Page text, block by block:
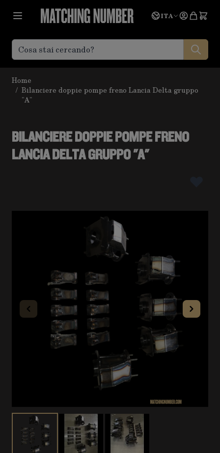
Lingua
ITA
Home
/ Bilanciere doppie pompe freno Lancia Delta gruppo
"A"
BILANCIERE DOPPIE POMPE FRENO
LANCIA DELTA GRUPPO "A"